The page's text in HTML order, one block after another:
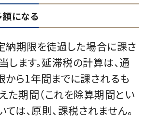
になる
納期限を徒過した場合に課さ
します。延滞税の計算は、通
から1年間までに課されるも
た期間（これを除算期間とい
ては、原則、課税されません。